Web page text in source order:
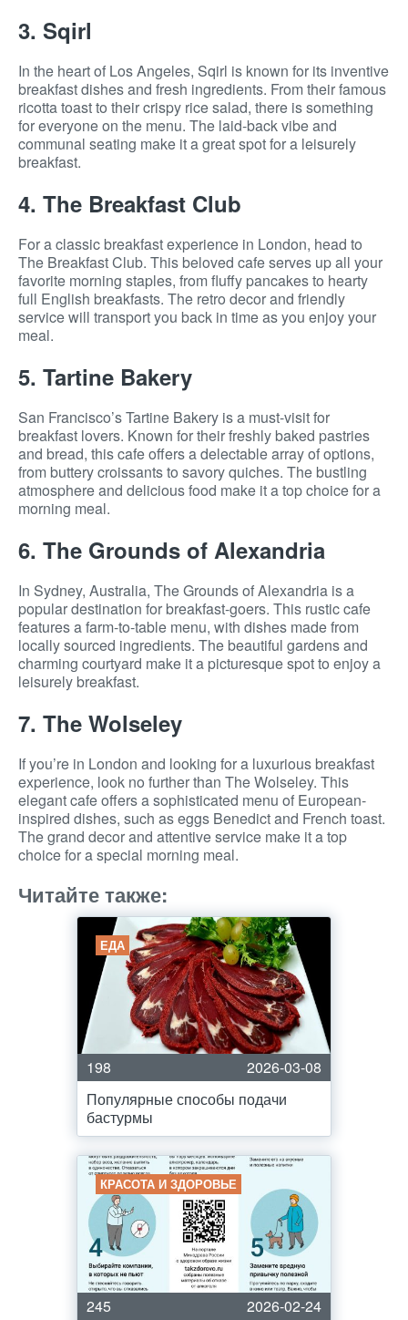
3. Sqirl
In the heart of Los Angeles, Sqirl is known for its inventive
breakfast dishes and fresh ingredients. From their famous
ricotta toast to their crispy rice salad, there is something
for everyone on the menu. The laid-back vibe and
communal seating make it a great spot for a leisurely
breakfast.
4. The Breakfast Club
For a classic breakfast experience in London, head to
The Breakfast Club. This beloved cafe serves up all your
favorite morning staples, from fluffy pancakes to hearty
full English breakfasts. The retro decor and friendly
service will transport you back in time as you enjoy your
meal.
5. Tartine Bakery
San Francisco’s Tartine Bakery is a must-visit for
breakfast lovers. Known for their freshly baked pastries
and bread, this cafe offers a delectable array of options,
from buttery croissants to savory quiches. The bustling
atmosphere and delicious food make it a top choice for a
morning meal.
6. The Grounds of Alexandria
In Sydney, Australia, The Grounds of Alexandria is a
popular destination for breakfast-goers. This rustic cafe
features a farm-to-table menu, with dishes made from
locally sourced ingredients. The beautiful gardens and
charming courtyard make it a picturesque spot to enjoy a
leisurely breakfast.
7. The Wolseley
If you’re in London and looking for a luxurious breakfast
experience, look no further than The Wolseley. This
elegant cafe offers a sophisticated menu of European-
inspired dishes, such as eggs Benedict and French toast.
The grand decor and attentive service make it a top
choice for a special morning meal.
Читайте также:
ЕДА
198
2026-03-08
Популярные способы подачи
бастурмы
КРАСОТА И ЗДОРОВЬЕ
245 2026-02-24